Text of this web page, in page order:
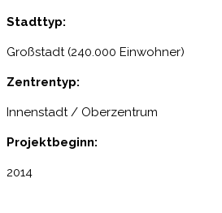
Stadttyp:
Großstadt (240.000 Einwohner)
Zentrentyp:
Innenstadt / Oberzentrum
Projektbeginn:
2014